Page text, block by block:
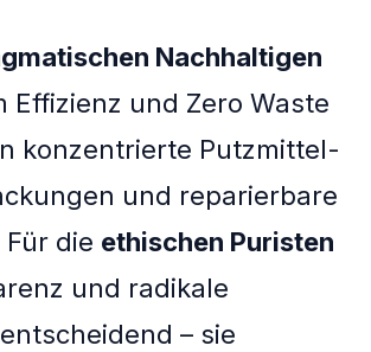
Nachhaltigen
Effizienz und Zero Waste
konzentrierte Putzmittel-
und reparierbare
die ethischen Puristen
und radikale
– sie